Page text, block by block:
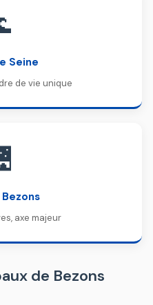
Seine
de vie unique
axe majeur
de Bezons